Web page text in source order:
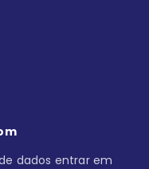
dados entrar em